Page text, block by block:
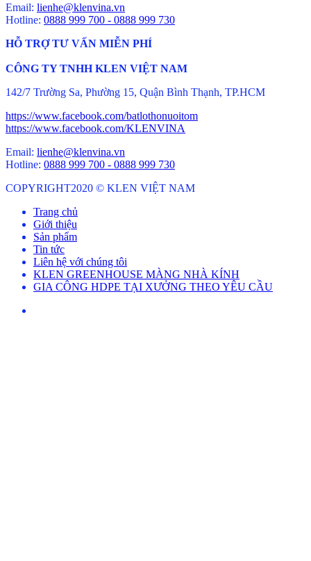
Email: lienhe@klenvina.vn
Hotline: 0888 999 700 - 0888 999 730
HỖ TRỢ TƯ VẤN MIỄN PHÍ
CÔNG TY TNHH KLEN VIỆT NAM
142/7 Trường Sa, Phường 15, Quận Bình Thạnh, TP.HCM
https://www.facebook.com/batlothonuoitom
https://www.facebook.com/KLENVINA
Email: lienhe@klenvina.vn
Hotline: 0888 999 700 - 0888 999 730
COPYRIGHT2020 © KLEN VIỆT NAM
Secondary
Menu
Trang chủ
Giới thiệu
Sản phẩm
Tin tức
Liên hệ với chúng tôi
KLEN GREENHOUSE MÀNG NHÀ KÍNH
GIA CÔNG HDPE TẠI XƯỞNG THEO YÊU CẦU